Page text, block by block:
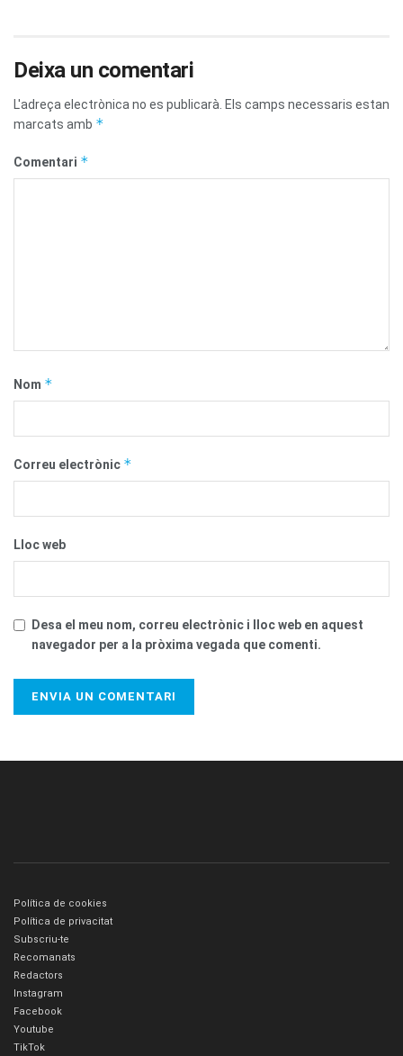
Deixa un comentari
L'adreça electrònica no es publicarà. Els camps necessaris estan
marcats amb *
Comentari *
Nom *
Correu electrònic *
Lloc web
Desa el meu nom, correu electrònic i lloc web en aquest
navegador per a la pròxima vegada que comenti.
Política de cookies
Política de privacitat
Subscriu-te
Recomanats
Redactors
Instagram
Facebook
Youtube
TikTok